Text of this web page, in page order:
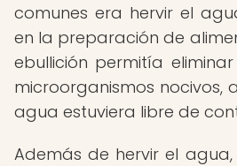
comunes era hervir el
en la preparación de
ebullición permitía
microorganismos nocivos,
agua estuviera libre de
Además de hervir el